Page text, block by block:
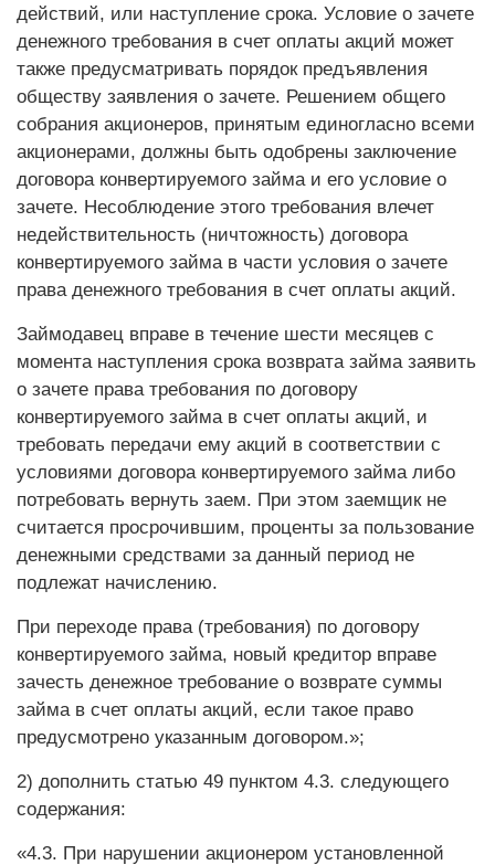
действий, или наступление срока. Условие о зачете
денежного требования в счет оплаты акций может
также предусматривать порядок предъявления
обществу заявления о зачете. Решением общего
собрания акционеров, принятым единогласно всеми
акционерами, должны быть одобрены заключение
договора конвертируемого займа и его условие о
зачете. Несоблюдение этого требования влечет
недействительность (ничтожность) договора
конвертируемого займа в части условия о зачете
права денежного требования в счет оплаты акций.
Займодавец вправе в течение шести месяцев с
момента наступления срока возврата займа заявить
о зачете права требования по договору
конвертируемого займа в счет оплаты акций, и
требовать передачи ему акций в соответствии с
условиями договора конвертируемого займа либо
потребовать вернуть заем. При этом заемщик не
считается просрочившим, проценты за пользование
денежными средствами за данный период не
подлежат начислению.
При переходе права (требования) по договору
конвертируемого займа, новый кредитор вправе
зачесть денежное требование о возврате суммы
займа в счет оплаты акций, если такое право
предусмотрено указанным договором.»;
2) дополнить статью 49 пунктом 4.3. следующего
содержания:
«4.3. При нарушении акционером установленной